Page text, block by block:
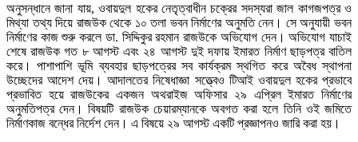
অনুসন্ধানে জানা যায়, ওবায়দুল হকের নেতৃত্বাধীন চক্রের সদস্যরা জাল কাগজপত্র ও
মিথ্যা তথ্য দিয়ে রাজউক থেকে ১০ তলা ভবন নির্মাণের অনুমতি নেন। সে অনুযায়ী ভবন
নির্মাণের কাজ শুরু করলে ডা. সিদ্দিকুর রহমান রাজউকে অভিযোগ দেন। অভিযোগ যাচাই
শেষে রাজউক গত ৮ আগস্ট এবং ২৪ আগস্ট দুই দফায় ইমারত নির্মাণ ছাড়পত্র বাতিল
করে। পাশাপাশি ভূমি ব্যবহার ছাড়পত্রের সব কার্যক্রম স্থগিত করে অবৈধ স্থাপনা
উচ্ছেদের আদেশ দেয়। আদালতের নিষেধাজ্ঞা সত্ত্বেও টিআই ওবায়দুল হকের প্রভাবে
প্রভাবিত হয়ে রাজউকের একজন অথরাইজ অফিসার ২৯ এপ্রিল ইমারত নির্মাণের
অনুমতিপত্র দেন। বিষয়টি রাজউক চেয়ারম্যানকে অবগত করা হলে তিনি ওই জমিতে
নির্মাণকাজ বন্ধের নির্দেশ দেন। এ বিষয়ে ২৯ আগস্ট একটি প্রজ্ঞাপনও জারি করা হয়।